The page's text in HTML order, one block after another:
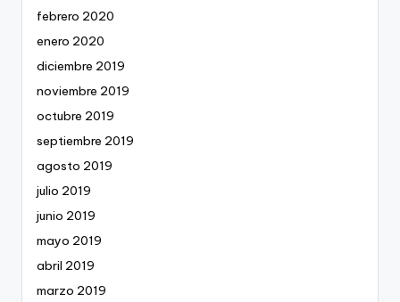
febrero 2020
enero 2020
diciembre 2019
noviembre 2019
octubre 2019
septiembre 2019
agosto 2019
julio 2019
junio 2019
mayo 2019
abril 2019
marzo 2019